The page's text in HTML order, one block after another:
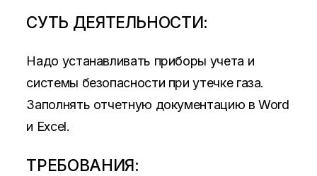
СУТЬ ДЕЯТЕЛЬНОСТИ:
Надо устанавливать приборы учета и
системы безопасности при утечке газа.
Заполнять отчетную документацию в Word
и Excel.
ТРЕБОВАНИЯ: